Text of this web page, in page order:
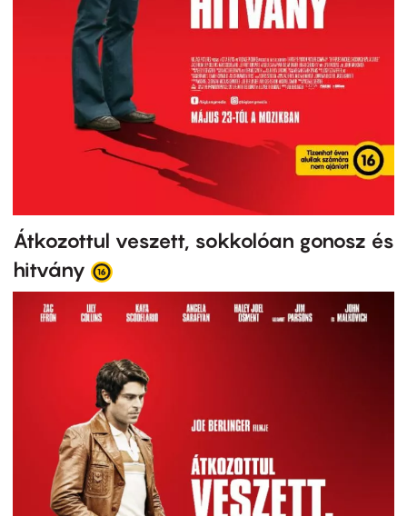
Átkozottul veszett, sokkolóan gonosz és
hitvány